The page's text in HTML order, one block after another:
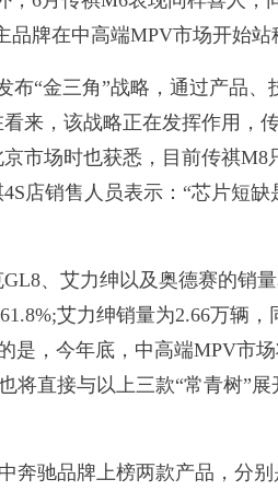
品牌在中高端MPV市场开始站
“金三角”战略，通过产品、
来，该战略正在发挥作用，
市场时也获悉，目前传祺
店销售人员表示：“芯片短
、艾力绅以及奥德赛的销量
艾力绅销量为2.66万辆
是，今年底，中高端MPV
将直接与以上三款“常青树”
驰品牌上榜两款产品，分别